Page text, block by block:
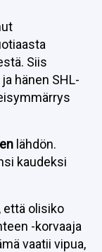
Siis
hänen SHL-
lähdön.
kaudeksi
että olisiko
-korvaaja
vaatii vipua,